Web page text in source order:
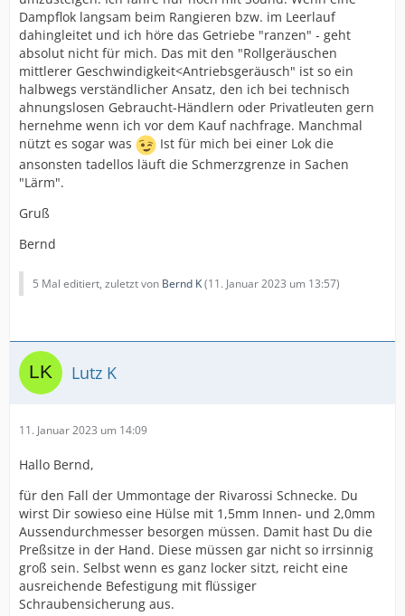
Dampflok langsam beim Rangieren bzw. im Leerlauf
dahingleitet und ich höre das Getriebe "ranzen" - geht
absolut nicht für mich. Das mit den "Rollgeräuschen
mittlerer Geschwindigkeit<Antriebsgeräusch" ist so ein
halbwegs verständlicher Ansatz, den ich bei technisch
ahnungslosen Gebraucht-Händlern oder Privatleuten gern
hernehme wenn ich vor dem Kauf nachfrage. Manchmal
nützt es sogar was
Ist für mich bei einer Lok die
ansonsten tadellos läuft die Schmerzgrenze in Sachen
"Lärm".
Gruß
Bernd
5 Mal editiert, zuletzt von Bernd K(11. Januar 2023 um 13:57)
Lutz K
11. Januar 2023 um 14:09
Hallo Bernd,
für den Fall der Ummontage der Rivarossi Schnecke. Du
wirst Dir sowieso eine Hülse mit 1,5mm Innen- und 2,0mm
Aussendurchmesser besorgen müssen. Damit hast Du die
Preßsitze in der Hand. Diese müssen gar nicht so irrsinnig
groß sein. Selbst wenn es ganz locker sitzt, reicht eine
ausreichende Befestigung mit flüssiger
Schraubensicherung aus.